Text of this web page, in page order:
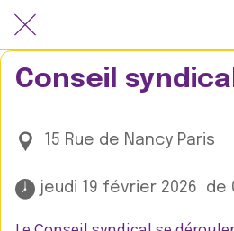
Conseil syndical
15 Rue de Nancy Paris
jeudi 19 février 2026  de